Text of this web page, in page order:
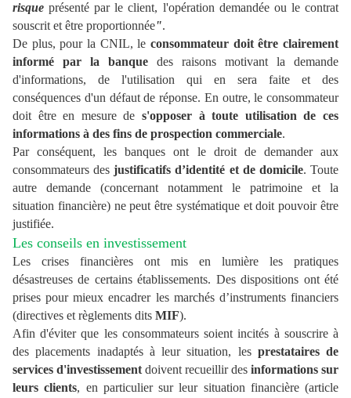
risque présenté par le client, l'opération demandée ou le contrat
souscrit et être proportionnée".
De plus, pour la CNIL, le consommateur doit être clairement
informé par la banque des raisons motivant la demande
d'informations, de l'utilisation qui en sera faite et des
conséquences d'un défaut de réponse. En outre, le consommateur
doit être en mesure de s'opposer à toute utilisation de ces
informations à des fins de prospection commerciale.
Par conséquent, lesbanques ont le droit de demander aux
consommateurs desjustificatifs d’identité et de domicile. Toute
autre demande (concernant notamment le patrimoine et la
situation financière) ne peut être systématique et doit pouvoir être
justifiée.
Les conseils en investissement
Les crises financières ont mis en lumière les pratiques
désastreuses de certains établissements. Des dispositions ont été
prises pour mieux encadrer les marchés d’instruments financiers
(directives et règlements dits MIF).
Afin d'éviter que les consommateurs soient incités à souscrire à
des placements inadaptés à leur situation, les prestataires de
services d'investissement doivent recueillir des informations sur
leurs clients, en particulier sur leur situation financière (article